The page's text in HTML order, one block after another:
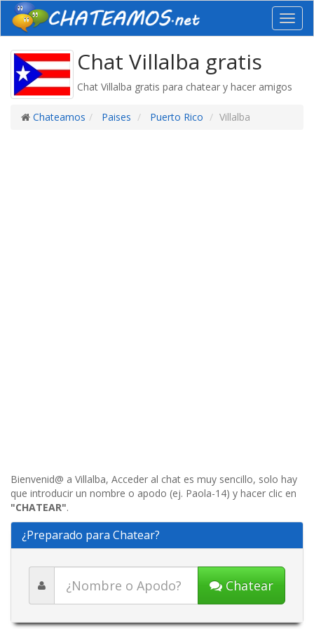
Chat Villalba gratis
Chat Villalba gratis para chatear y hacer amigos
Chateamos Paises Puerto Rico Villalba
Bienvenid@ a Villalba, Acceder al chat es muy sencillo, solo hay
que introducir un nombre o apodo (ej. Paola-14) y hacer clic en
"CHATEAR".
¿Preparado para Chatear?
Chatear